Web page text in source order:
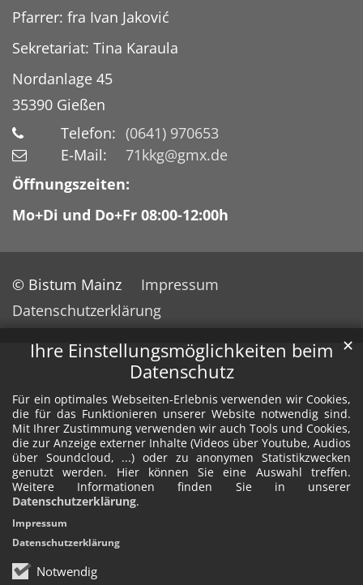
Ihre Einstellungsmöglichkeiten beim
Datenschutz
Für ein optimales Webseiten-Erlebnis verwenden wir Cookies,
die für das Funktionieren unserer Website notwendig sind.
Mit Ihrer Zustimmung verwenden wir auch Tools und Cookies,
die zur Anzeige externer Inhalte (Videos über Youtube, Audios
über Soundcloud, ...) oder zu anonymen Statistikzwecken
genutzt werden. Hier können Sie eine Auswahl treffen.
Weitere Informationen finden Sie in unserer
Datenschutzerklärung.
Notwendig
✕
Impressum
Datenschutzerklärung
Pfarrer: fra Ivan Jaković
Sekretariat: Tina Karaula
Nordanlage 45
35390 Gießen
Telefon: (0641) 970653
E-Mail:
71kkg@gmx.de
Öffnungszeiten:
Mo+Di und Do+Fr 08:00-12:00h
© Bistum Mainz
Impressum
Datenschutzerklärung